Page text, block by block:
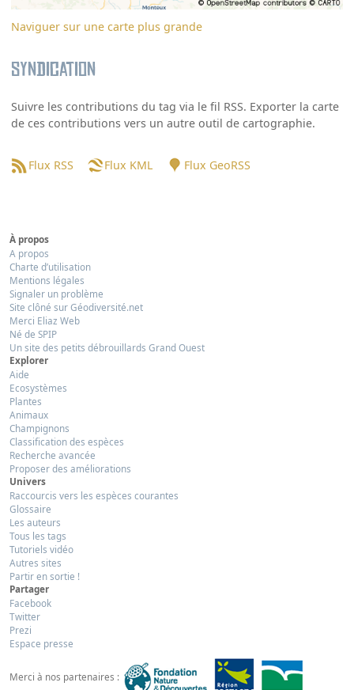
Naviguer sur une carte plus grande
Syndication
Suivre les contributions du tag via le fil RSS. Exporter la carte
de ces contributions vers un autre outil de cartographie.
Flux RSS Flux KML Flux GeoRSS
À propos
A propos
Charte d’utilisation
Mentions légales
Signaler un problème
Site clôné sur Géodiversité.net
Merci Eliaz Web
Né de SPIP
Un site des petits débrouillards Grand Ouest
Explorer
Aide
Ecosystèmes
Plantes
Animaux
Champignons
Classification des espèces
Recherche avancée
Proposer des améliorations
Univers
Raccourcis vers les espèces courantes
Glossaire
Les auteurs
Tous les tags
Tutoriels vidéo
Autres sites
Partir en sortie !
Partager
Facebook
Twitter
Prezi
Espace presse
Merci à nos partenaires :